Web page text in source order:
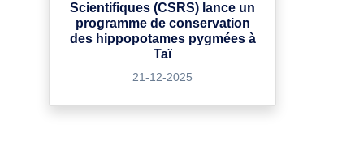
Scientifiques (CSRS) lance un
programme de conservation
des hippopotames pygmées à
Taï
21-12-2025